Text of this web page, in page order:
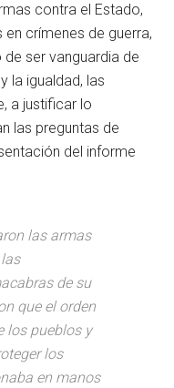
contra el Estado,
crímenes de guerra,
ser vanguardia de
la igualdad, las
a justificar lo
las preguntas de
del informe
las armas
de su
que el orden
los pueblos y
los
en manos